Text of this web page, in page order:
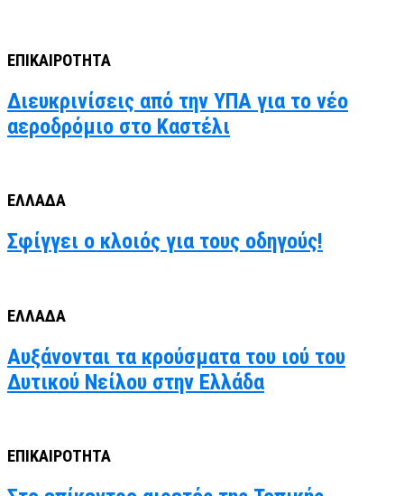
ΕΠΙΚΑΙΡΟΤΗΤΑ
Διευκρινίσεις από την ΥΠΑ για το νέο
αεροδρόμιο στο Καστέλι
ΕΛΛΑΔΑ
Σφίγγει ο κλοιός για τους οδηγούς!
ΕΛΛΑΔΑ
Αυξάνονται τα κρούσματα του ιού του
Δυτικού Νείλου στην Ελλάδα
ΕΠΙΚΑΙΡΟΤΗΤΑ